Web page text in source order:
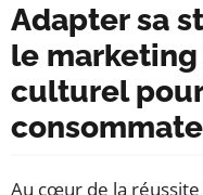
Adapter sa
le
culturel
Au cœur de la réussite